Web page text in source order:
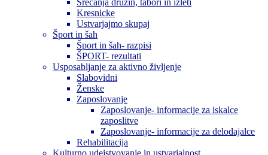
Srečanja družin, tabori in izleti
Kresnicke
Ustvarjajmo skupaj
Šport in šah
Šport in šah- razpisi
ŠPORT- rezultati
Usposabljanje za aktivno življenje
Slabovidni
Ženske
Zaposlovanje
Zaposlovanje- informacije za iskalce
zaposlitve
Zaposlovanje- informacije za delodajalce
Rehabilitacija
Kulturno udejstvovanje in ustvarjalnost